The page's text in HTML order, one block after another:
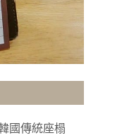
國傳統座榻